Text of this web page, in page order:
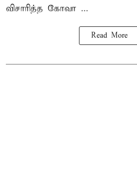
விசாரித்த கோவா ...
Read More